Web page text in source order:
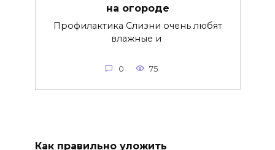
на огороде
Профилактика Слизни очень любят
влажные и
0 75
Как правильно уложить